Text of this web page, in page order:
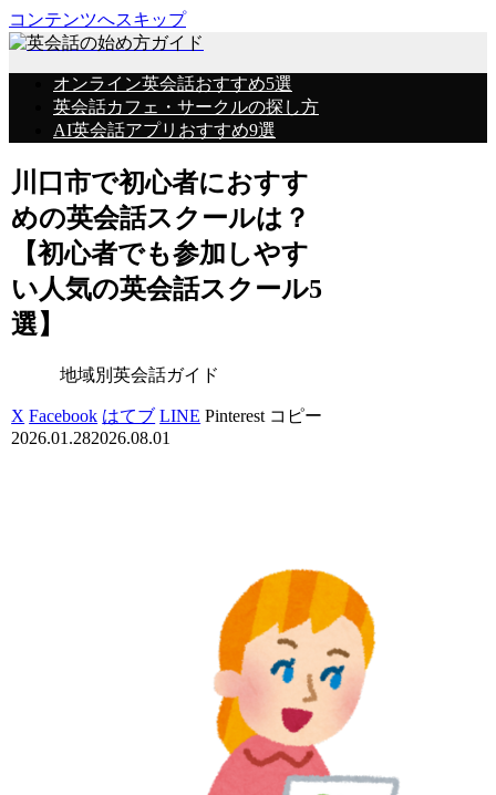
コンテンツへスキップ
オンライン英会話おすすめ5選
英会話カフェ・サークルの探し方
AI英会話アプリおすすめ9選
川口市で初心者におすす
めの英会話スクールは？
【初心者でも参加しやす
い人気の英会話スクール5
選】
地域別英会話ガイド
X Facebook はてブ LINE Pinterest コピー
2026.01.282026.08.01